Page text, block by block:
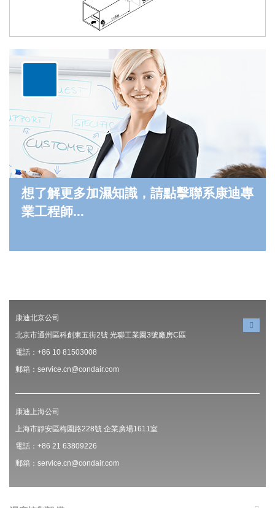
想了解更多加濕知識，請點擊聯系康迪專
業工程師...
康迪北京公司
北京市通州區科創東五街2號 光聯工業園3號廠房C區
電話：+86 10 81503008
郵箱：service.cn@condair.com
康迪上海公司
上海市靜安區梅園路228號 企業廣場1611室
電話：+86 21 63809226
郵箱：service.cn@condair.com